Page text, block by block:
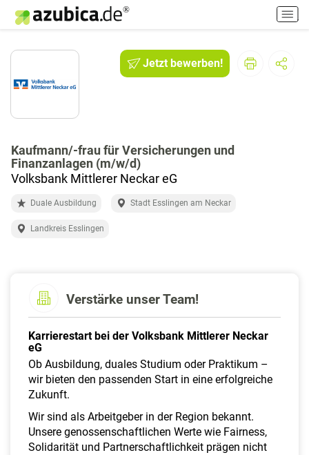
H
a
p
a
Jetzt bewerben!
Kaufmann/-frau für Versicherungen und
Finanzanlagen (m/w/d)
Volksbank Mittlerer Neckar eG
Duale Ausbildung Stadt Esslingen am Neckar
Landkreis Esslingen
Verstärke unser Team!
Karrierestart bei der Volksbank Mittlerer Neckar
eG
Ob Ausbildung, duales Studium oder Praktikum –
wir bieten den passenden Start in eine erfolgreiche
Zukunft.
Wir sind als Arbeitgeber in der Region bekannt.
Unsere genossenschaftlichen Werte wie Fairness,
Solidarität und Partnerschaftlichkeit prägen nicht